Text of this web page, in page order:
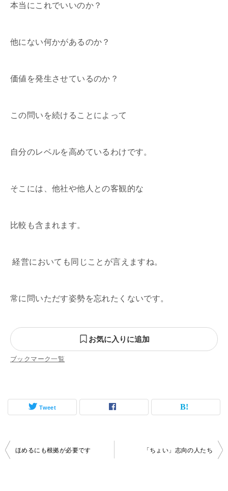
本当にこれでいいのか？
他にない何かがあるのか？
価値を発生させているのか？
この問いを続けることによって
自分のレベルを高めているわけです。
そこには、他社や他人との客観的な
比較も含まれます。
経営においても同じことが言えますね。
常に問いただす姿勢を忘れたくないです。
お気に入りに追加
ブックマーク一覧
Tweet
投
ほめるにも根拠が必要です 「ちょい」志向の人たち